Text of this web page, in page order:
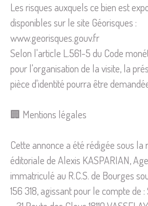
Les risques auxquels ce bien est
disponibles sur le site Géorisques :
www.georisques.gouv.fr
Selon l'article L.561-5 du Code
pour l'organisation de la visite, la
pièce d'identité pourra être
🏢 Mentions légales
Cette annonce a été rédigée sous la
éditoriale de Alexis KASPARIAN,
immatriculé au R.C.S. de Bourges
156 318, agissant pour le compte de